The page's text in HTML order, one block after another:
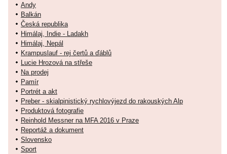
Andy
Balkán
Česká republika
Himálaj, Indie - Ladakh
Himálaj, Nepál
Krampuslauf - rej čertů a ďáblů
Lucie Hrozová na střeše
Na prodej
Pamír
Portrét a akt
Preber - skialpinistický rychlovýjezd do rakouských Alp
Produktová fotografie
Reinhold Messner na MFA 2016 v Praze
Reportáž a dokument
Slovensko
Sport